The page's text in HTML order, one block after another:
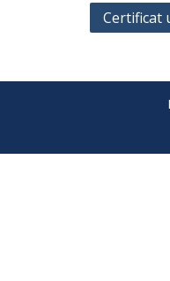
Navigare
Certificat